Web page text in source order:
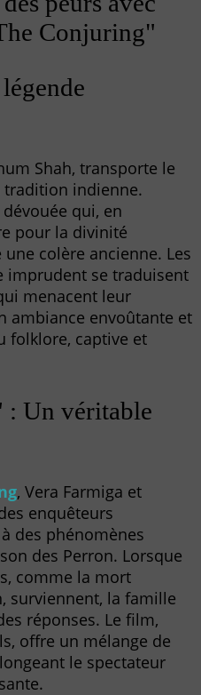
Conjuring"
Shah, transporte le
indienne.
qui, en
pour la divinité
colère ancienne. Les
imprudent se traduisent
menacent leur
ambiance envoûtante et
folklore, captive et
Un véritable
, Vera Farmiga et
enquêteurs
des phénomènes
des Perron. Lorsque
comme la mort
surviennent, la famille
réponses. Le film,
offre un mélange de
le spectateur